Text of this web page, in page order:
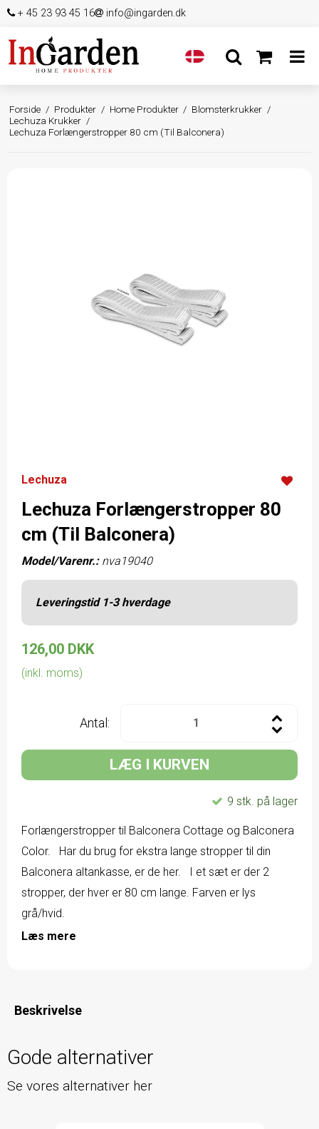
+ 45 23 93 45 16 info@ingarden.dk
Forside / Produkter / Home Produkter / Blomsterkrukker /
Lechuza Krukker /
Lechuza Forlængerstropper 80 cm (Til Balconera)
Lechuza
Lechuza Forlængerstropper 80
cm (Til Balconera)
Model/Varenr.: nva19040
Leveringstid 1-3 hverdage
126,00 DKK
(inkl. moms)
Antal:
LÆG I KURVEN
9 stk. på lager
Forlængerstropper til Balconera Cottage og Balconera
Color. Har du brug for ekstra lange stropper til din
Balconera altankasse, er de her. I et sæt er der 2
stropper, der hver er 80 cm lange. Farven er lys
grå/hvid.
Læs mere
Beskrivelse
Gode alternativer
Se vores alternativer her